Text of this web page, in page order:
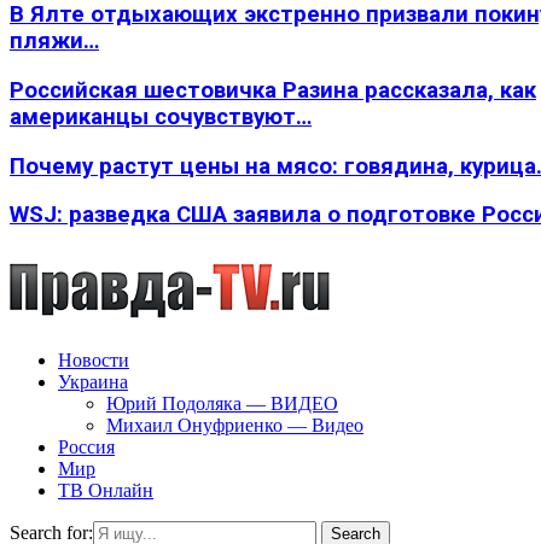
В Ялте отдыхающих экстренно призвали
пляжи…
Российская шестовичка Разина рассказала, как
американцы сочувствуют…
Почему растут цены на мясо: говядина,
WSJ: разведка США заявила о подготовке
Новости
Украина
Юрий Подоляка — ВИДЕО
Михаил Онуфриенко — Видео
Россия
Мир
ТВ Онлайн
Search for:
Search